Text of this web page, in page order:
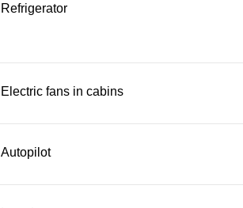
Refrigerator
Electric fans in cabins
Autopilot